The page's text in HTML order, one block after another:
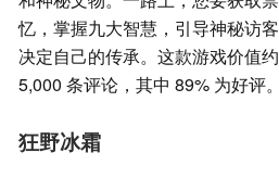
忆，掌握九大智慧，引导神秘访
决定自己的传承。这款游戏价值
5,000 条评论，其中 89% 为好评。
狂野冰霜